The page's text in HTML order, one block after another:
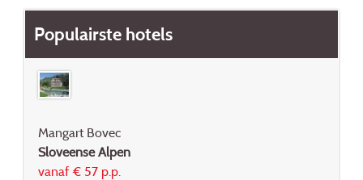
Populairste hotels
Mangart Bovec
Sloveense Alpen
vanaf € 57 p.p.